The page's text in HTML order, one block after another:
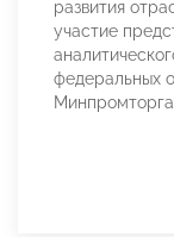
развития
участие
федеральных